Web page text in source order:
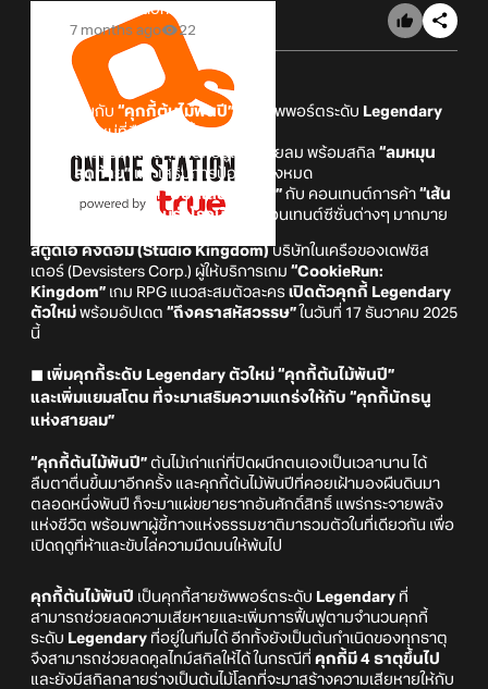
Online Station
7 months ago
22
พบกับ “คุกกี้ต้นไม้พันปี” สายซัพพอร์ตระดับ Legendary
ตัวใหม่ที่ลืมตาตื่นขึ้นมา
เพิ่มแยมสโตนคุกกี้นักธนูแห่งสายลม พร้อมสกิล “ลมหมุน
สุดท้าย” และเสริมการป้องกันทั้งหมด
เกมไขเงื่อนงำ“ฮอลิเดย์สแควร์” กับ คอนเทนต์การค้า “เส้น
ทางแห่งความรุ่งโรจน์”
และคอนเทนต์ซีซั่นต่างๆ มากมาย
สตูดิโอ คิงดอม (Studio Kingdom)บริษัทในเครือของเดฟซิส
เตอร์ (Devsisters Corp.) ผู้ให้บริการเกม “CookieRun:
Kingdom” เกม RPG แนวสะสมตัวละคร เปิดตัวคุกกี้ Legendary
ตัวใหม่ พร้อมอัปเดต “ถึงคราสหัสวรรษ” ในวันที่ 17 ธันวาคม 2025
นี้
◼ เพิ่มคุกกี้ระดับ Legendary ตัวใหม่ “คุกกี้ต้นไม้พันปี”
และเพิ่มแยมสโตน ที่จะมาเสริมความแกร่งให้กับ “คุกกี้นักธนู
แห่งสายลม”
“คุกกี้ต้นไม้พันปี” ต้นไม้เก่าแก่ที่ปิดผนึกตนเองเป็นเวลานาน ได้
ลืมตาตื่นขึ้นมาอีกครั้ง และคุกกี้ต้นไม้พันปีที่คอยเฝ้ามองผืนดินมา
ตลอดหนึ่งพันปี ก็จะมาแผ่ขยายรากอันศักดิ์สิทธิ์ แพร่กระจายพลัง
แห่งชีวิต พร้อมพาผู้ชี้ทางแห่งธรรมชาติมารวมตัวในที่เดียวกัน เพื่อ
เปิดฤดูที่ห้าและขับไล่ความมืดมนให้พ้นไป
คุกกี้ต้นไม้พันปี เป็นคุกกี้สายซัพพอร์ตระดับ Legendary ที่
สามารถช่วยลดความเสียหายและเพิ่มการฟื้นฟูตามจำนวนคุกกี้
ระดับ Legendary ที่อยู่ในทีมได้ อีกทั้งยังเป็นต้นกำเนิดของทุกธาตุ
จึงสามารถช่วยลดคูลไทม์สกิลให้ได้ ในกรณีที่ คุกกี้มี 4 ธาตุขึ้นไป
และยังมีสกิลกลายร่างเป็นต้นไม้โลกที่จะมาสร้างความเสียหายให้กับ